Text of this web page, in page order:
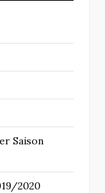
Saison
2020